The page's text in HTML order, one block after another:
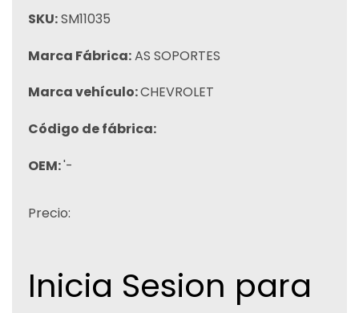
SKU:SM11035
Marca Fábrica:AS SOPORTES
Marca vehículo:CHEVROLET
Código de fábrica:
OEM:'-
Precio:
Inicia Sesion para